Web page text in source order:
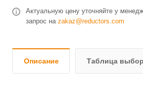
Актуальную цену уточняйте у
запрос на zakaz@reductors.com
Описание Таблица